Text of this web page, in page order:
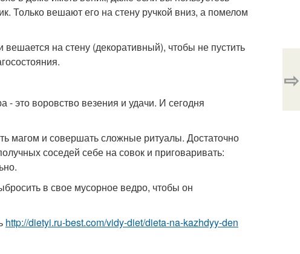
Только вешают его на стену ручкой вниз, а помелом
на стену (декоративный), чтобы не пустить
- это воровство везения и удачи. И сегодня
магом и совершать сложные ритуалы. Достаточно
соседей себе на совок и приговаривать:
в свое мусорное ведро, чтобы он
http://dietyi.ru-best.com/vidy-diet/dieta-na-kazhdyy-den
⇨